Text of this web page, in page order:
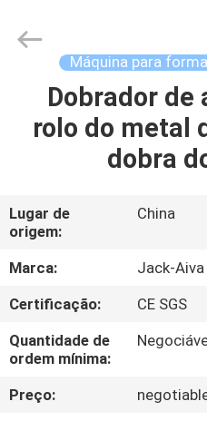
PARA
CASA
SOBRE
NÓS
VISITA
À
FÁBRICA
MACHINERY
Máquina para
Dobrador de
rolo do metal
dobra
Lugar de
origem:
China
Marca:
Jack-Aiva
Certificação:
CE SGS
Quantidade de
ordem mínima:
Preço: